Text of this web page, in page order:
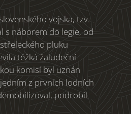
vojska, tzv.
s náborem do legie, od
pluku
těžká žaludeční
komisí byl uznán
z prvních lodních
podrobil